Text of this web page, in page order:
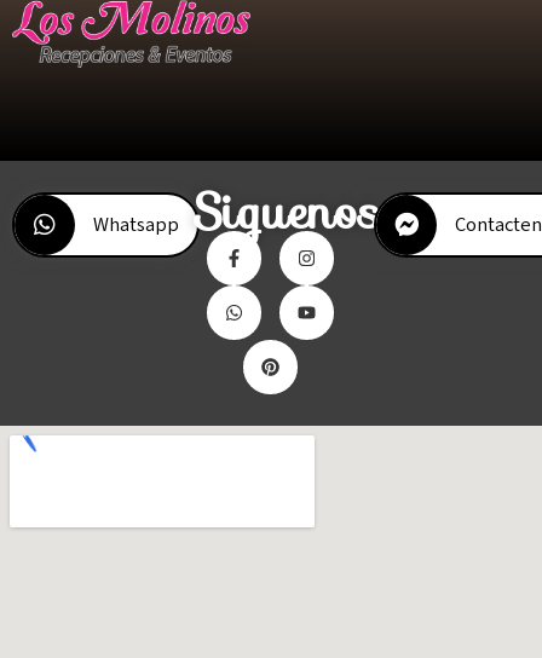
Whatsapp Siguenos